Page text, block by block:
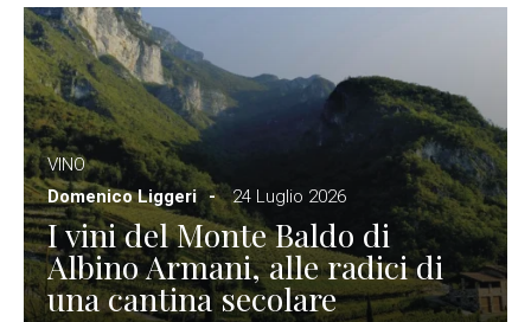
VINO
Domenico Liggeri
24 Luglio 2026
I vini del Monte Baldo di
Albino Armani, alle radici di
una cantina secolare